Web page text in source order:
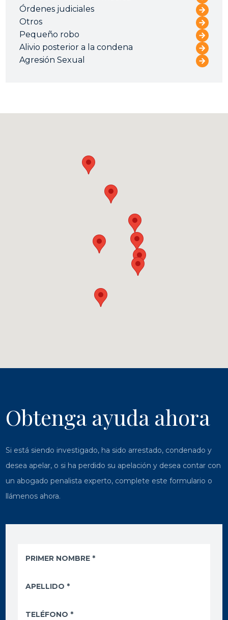
Órdenes judiciales
Otros
Pequeño robo
Alivio posterior a la condena
Agresión Sexual
Obtenga ayuda ahora
Si está siendo investigado, ha sido arrestado, condenado y
desea apelar, o si ha perdido su apelación y desea contar con
un abogado penalista experto, complete este formulario o
llámenos ahora.